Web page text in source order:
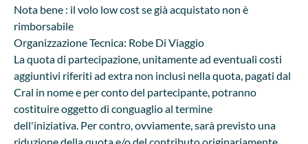
Nota bene : il volo low cost se già acquistato non è
rimborsabile
Organizzazione Tecnica: Robe Di Viaggio
La quota di partecipazione, unitamente ad eventuali costi
aggiuntivi riferiti ad extra non inclusi nella quota, pagati dal
Cral in nome e per conto del partecipante, potranno
costituire oggetto di conguaglio al termine
dell'iniziativa. Per contro, ovviamente, sarà previsto una